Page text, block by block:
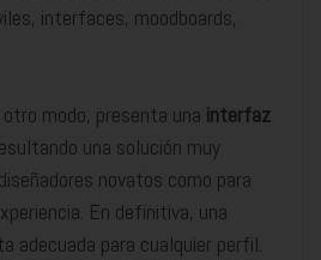
interfaces, moodboards,
modo, presenta una interfaz
una solución muy
novatos como para
En definitiva, una
adecuada para cualquier perfil.